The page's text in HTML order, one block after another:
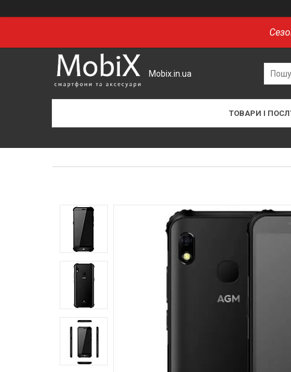
Mobix.in.ua
ТОВАРИ І